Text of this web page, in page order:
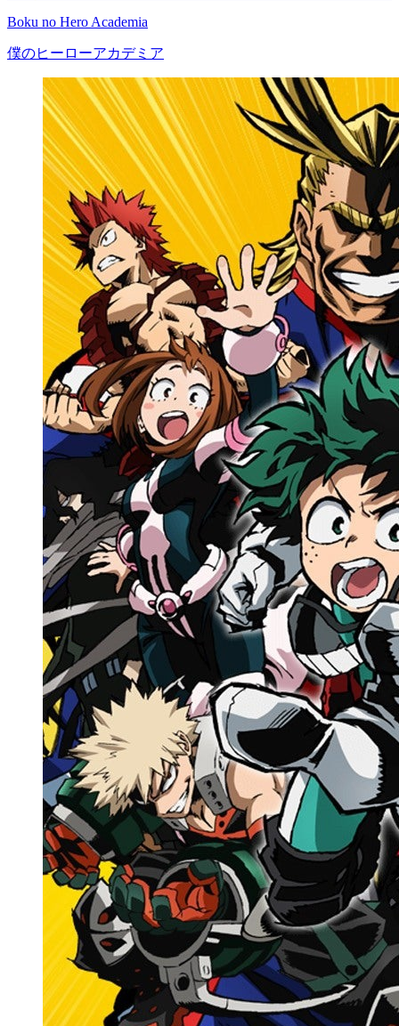
Boku no Hero Academia
僕のヒーローアカデミア